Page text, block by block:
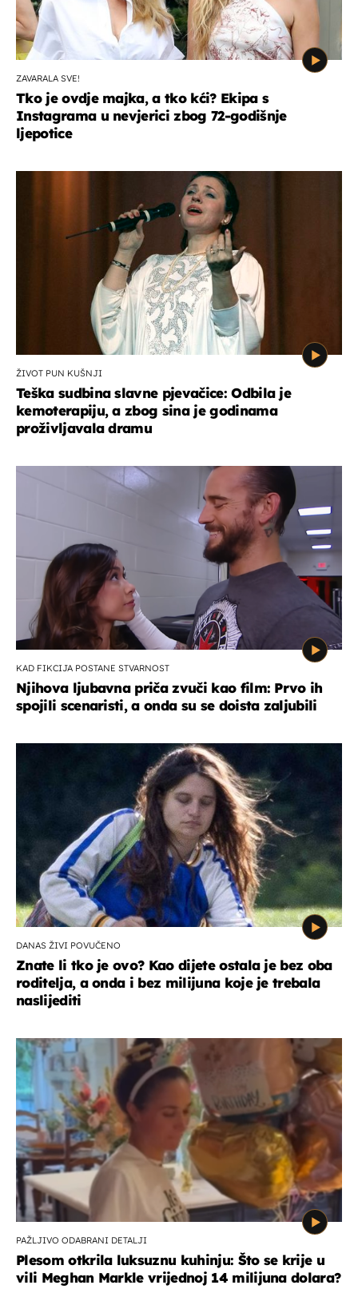
ZAVARALA SVE!
Tko je ovdje majka, a tko kći? Ekipa s
Instagrama u nevjerici zbog 72-godišnje
ljepotice
ŽIVOT PUN KUŠNJI
Teška sudbina slavne pjevačice: Odbila je
kemoterapiju, a zbog sina je godinama
proživljavala dramu
KAD FIKCIJA POSTANE STVARNOST
Njihova ljubavna priča zvuči kao film: Prvo ih
spojili scenaristi, a onda su se doista zaljubili
DANAS ŽIVI POVUČENO
Znate li tko je ovo? Kao dijete ostala je bez oba
roditelja, a onda i bez milijuna koje je trebala
naslijediti
PAŽLJIVO ODABRANI DETALJI
Plesom otkrila luksuznu kuhinju: Što se krije u
vili Meghan Markle vrijednoj 14 milijuna dolara?